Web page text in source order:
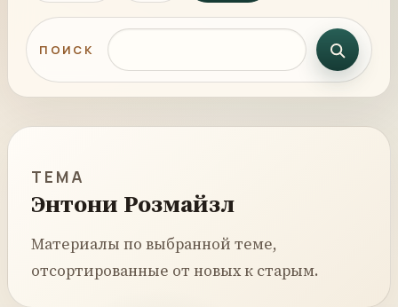
ПОИСК Поиск по сайту
ТЕМА
Энтони Розмайзл
Материалы по выбранной теме,
отсортированные от новых к старым.